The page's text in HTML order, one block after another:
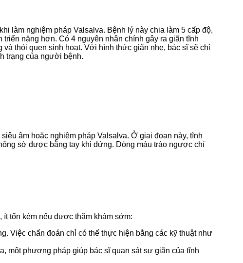
làm nghiệm pháp Valsalva. Bệnh lý này chia làm 5 cấp độ,
nặng hơn. Có 4 nguyên nhân chính gây ra giãn tĩnh
thói quen sinh hoạt. Với hình thức giãn nhẹ, bác sĩ sẽ chỉ
trạng của người bệnh.
âm hoặc nghiệm pháp Valsalva. Ở giai đoạn này, tĩnh
sờ được bằng tay khi đứng. Dòng máu trào ngược chỉ
tốn kém nếu được thăm khám sớm:
Việc chẩn đoán chỉ có thể thực hiện bằng các kỹ thuật như
một phương pháp giúp bác sĩ quan sát sự giãn của tĩnh